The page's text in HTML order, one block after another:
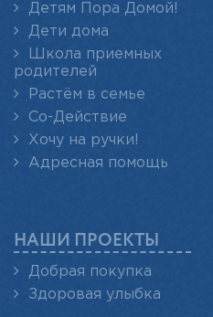
Детям Пора Домой!
Дети дома
Школа приемных
родителей
Растём в семье
Со-Действие
Хочу на ручки!
Адресная помощь
НАШИ ПРОЕКТЫ
Добрая покупка
Здоровая улыбка